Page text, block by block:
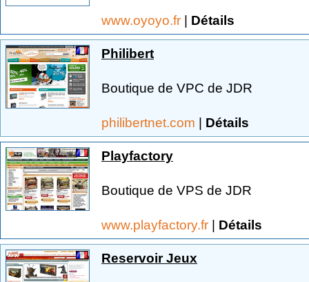
www.oyoyo.fr | Détails
Philibert
Boutique de VPC de JDR
philibertnet.com | Détails
Playfactory
Boutique de VPS de JDR
www.playfactory.fr | Détails
Reservoir Jeux